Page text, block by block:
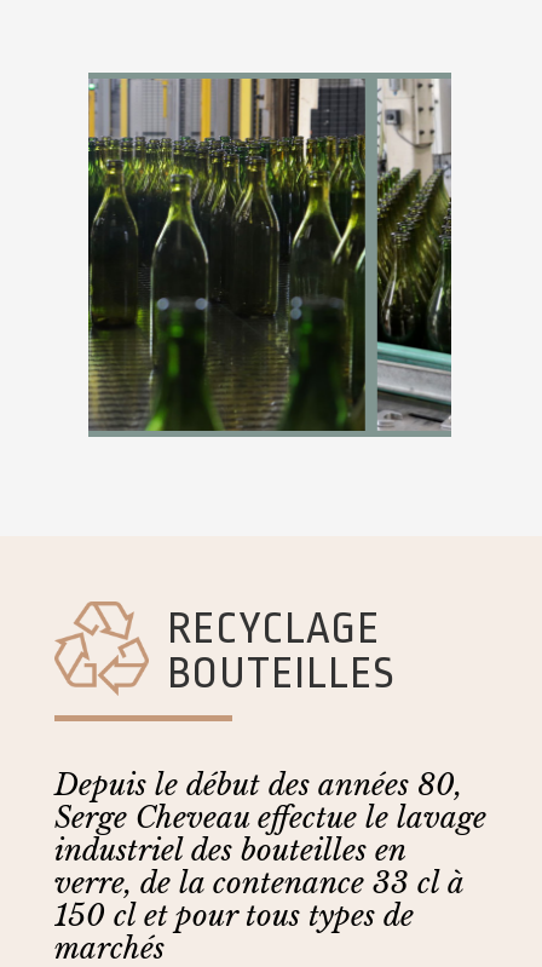
RECYCLAGE
BOUTEILLES
Depuis le début des années 80,
Serge Cheveau effectue le lavage
industriel des bouteilles en
verre, de la contenance 33 cl à
150 cl et pour tous types de
marchés